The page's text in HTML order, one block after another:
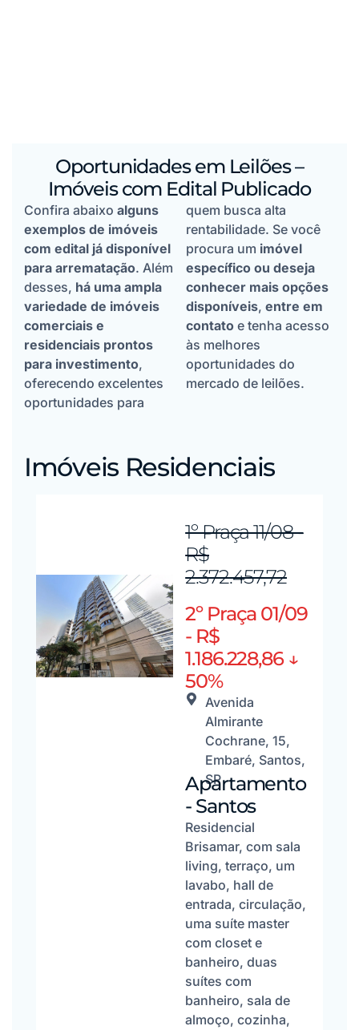
Oportunidades em Leilões –
Imóveis com Edital Publicado
Confira abaixo alguns
exemplos de imóveis
com edital já disponível
para arrematação. Além
desses, há uma ampla
variedade de imóveis
comerciais e
residenciais prontos
para investimento,
oferecendo excelentes
oportunidades para
quem busca alta
rentabilidade. Se você
procura um imóvel
específico ou deseja
conhecer mais opções
disponíveis, entre em
contato e tenha acesso
às melhores
oportunidades do
mercado de leilões.
Imóveis Residenciais
1º Praça 11/08 -
R$
2.372.457,72
2º Praça 01/09
- R$
1.186.228,86 ↓
50%
Avenida
Almirante
Cochrane, 15,
Embaré, Santos,
SP
Apartamento
- Santos
Residencial
Brisamar, com sala
living, terraço, um
lavabo, hall de
entrada, circulação,
uma suíte master
com closet e
banheiro, duas
suítes com
banheiro, sala de
almoço, cozinha,